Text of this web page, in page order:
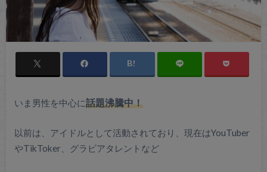
いま男性を中心に話題沸騰中！
以前は、アイドルとして活動されており、現在はYouTuber
やTikToker、グラビアタレントなど